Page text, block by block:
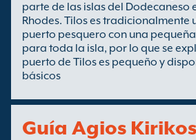
parte de las islas del Dodecaneso
Rhodes. Tilos es tradicionalmente
puerto pesquero con una
para toda la isla, por lo que se
puerto de Tilos es pequeño y
básicos
Guía Agios Kirikos